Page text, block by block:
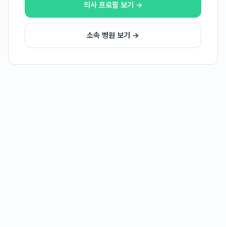
의사 프로필 보기 →
소속 병원 보기 →